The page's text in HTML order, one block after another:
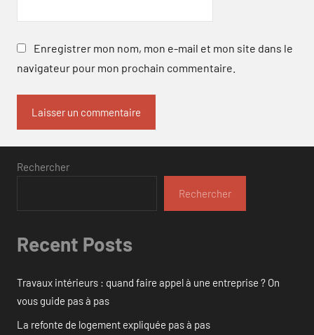
Enregistrer mon nom, mon e-mail et mon site dans le
navigateur pour mon prochain commentaire.
Rechercher
Rechercher
Recent Posts
Travaux intérieurs : quand faire appel à une entreprise ? On
vous guide pas à pas
La refonte de logement expliquée pas à pas